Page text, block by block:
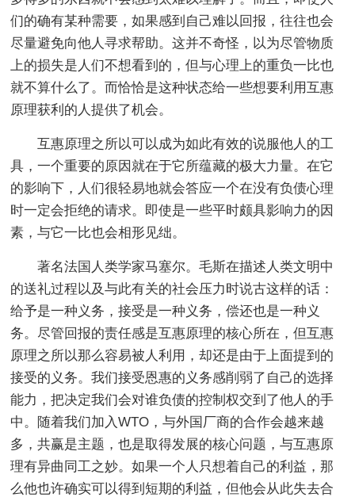
们的确有某种需要，如果感到自己难以回报，往往也会
尽量避免向他人寻求帮助。这并不奇怪，以为尽管物质
上的损失是人们不想看到的，但与心理上的重负一比也
就不算什么了。而恰恰是这种状态给一些想要利用互惠
原理获利的人提供了机会。
互惠原理之所以可以成为如此有效的说服他人的工
具，一个重要的原因就在于它所蕴藏的极大力量。在它
的影响下，人们很轻易地就会答应一个在没有负债心理
时一定会拒绝的请求。即使是一些平时颇具影响力的因
素，与它一比也会相形见绌。
著名法国人类学家马塞尔。毛斯在描述人类文明中
的送礼过程以及与此有关的社会压力时说古这样的话：
给予是一种义务，接受是一种义务，偿还也是一种义
务。尽管回报的责任感是互惠原理的核心所在，但互惠
原理之所以那么容易被人利用，却还是由于上面提到的
接受的义务。我们接受恩惠的义务感削弱了自己的选择
能力，把决定我们会对谁负债的控制权交到了他人的手
中。随着我们加入WTO，与外国厂商的合作会越来越
多，共赢是主题，也是取得发展的核心问题，与互惠原
理有异曲同工之妙。如果一个人只想着自己的利益，那
么他也许确实可以得到短期的利益，但他会从此失去合